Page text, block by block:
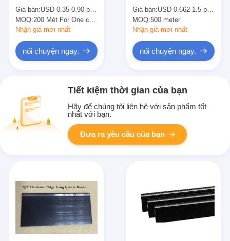
quy tắc
Giá bán:USD 0.35-0.90 per Piece (1000mm)
MOQ:200 Mét For One chuẩn
Nhận giá mới nhất
nói chuyện ngay.
32x2.0 , 19x2.0mm
Giá bán:USD 0.662-1.5 per meter
MOQ:500 meter
Nhận giá mới nhất
nói chuyện ngay.
Tiết kiệm thời gian của bạn
Hãy để chúng tôi liên hệ với sản phẩm tốt
nhất với bạn.
Đưa ra yêu cầu của bạn